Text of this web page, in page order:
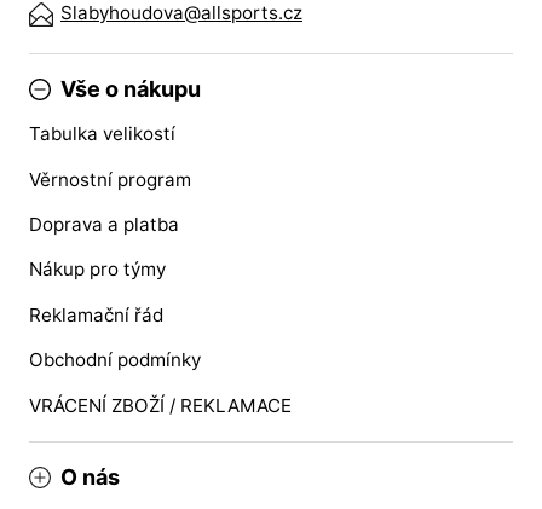
Slabyhoudova@allsports.cz
Vše o nákupu
Tabulka velikostí
Věrnostní program
Doprava a platba
Nákup pro týmy
Reklamační řád
Obchodní podmínky
VRÁCENÍ ZBOŽÍ / REKLAMACE
O nás